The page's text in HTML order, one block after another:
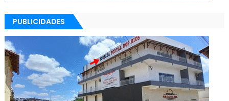
PUBLICIDADES